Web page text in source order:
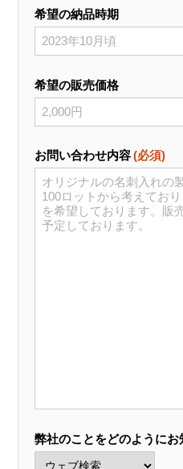
希望の納品時期
希望の販売価格
お問い合わせ内容 (必須)
弊社のことをどのようにお